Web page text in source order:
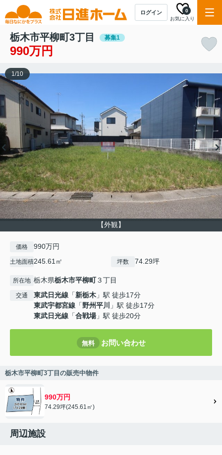
ログイン
お気に入り
0
栃木市平柳町3丁目 募集1
990万円
【外観】
1/10
価格 990万円
土地面積245.61㎡ 坪数 74.29坪
所在地 栃木県栃木市平柳町３丁目
交通 東武日光線 「新栃木 」駅 徒歩17分
東武宇都宮線 「野州平川
」駅 徒歩17分
東武日光線 「合戦場」駅 徒歩20分
無料 お問い合わせ
栃木市平柳町3丁目の販売中物件
990万円
74.29坪(245.61㎡)
周辺施設